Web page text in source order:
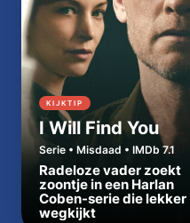
KIJKTIP
I Will Find You
Serie • Misdaad • IMDb 7.1
Radeloze vader zoekt
zoontje in een Harlan
Coben-serie die lekker
wegkijkt